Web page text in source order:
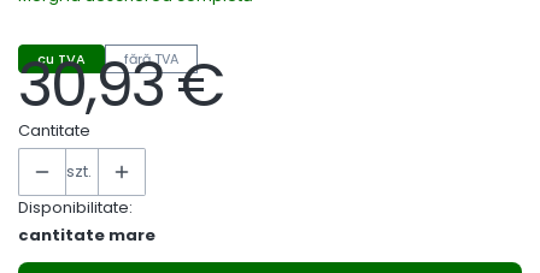
cu TVA fără TVA
Preț
30,93 €
Cantitate
szt.
Disponibilitate:
cantitate mare